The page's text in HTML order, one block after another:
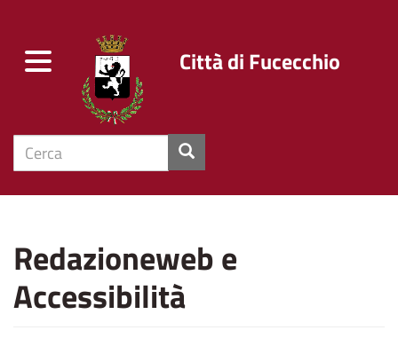
contenuto
principale
Toggle
navigation
Città di Fucecchio
cerca
Redazioneweb e
Accessibilità